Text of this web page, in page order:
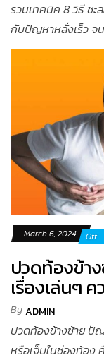
รวมเทคนิค 8 วิธี ช
กับปัญหาหลั่งเร็ว จ
March 6, 2024 Off
ปวดท้องข้า
เรื่องเล่นๆ ค
ByADMIN
ปวดท้องข้างซ้าย ปั
หรือเจ็บในช่องท้อง